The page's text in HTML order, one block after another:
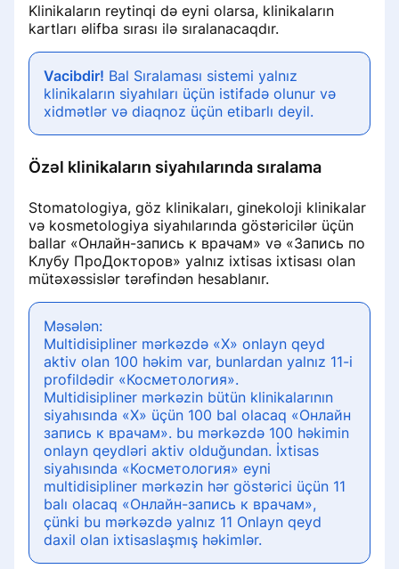
Klinikaların reytinqi də eyni olarsa, klinikaların
kartları əlifba sırası ilə sıralanacaqdır.
Vacibdir! Bal Sıralaması sistemi yalnız
klinikaların siyahıları üçün istifadə olunur və
xidmətlər və diaqnoz üçün etibarlı deyil.
Özəl klinikaların siyahılarında sıralama
Stomatologiya, göz klinikaları, ginekoloji klinikalar
və kosmetologiya siyahılarında göstəricilər üçün
ballar «Онлайн-запись к врачам» və «Запись по
Клубу ПроДокторов» yalnız ixtisas ixtisası olan
mütəxəssislər tərəfindən hesablanır.
Məsələn:
Multidisipliner mərkəzdə «Х» onlayn qeyd
aktiv olan 100 həkim var, bunlardan yalnız 11-i
profildədir «Косметология».
Multidisipliner mərkəzin bütün klinikalarının
siyahısında «Х» üçün 100 bal olacaq «Онлайн
запись к врачам». bu mərkəzdə 100 həkimin
onlayn qeydləri aktiv olduğundan. İxtisas
siyahısında «Косметология» eyni
multidisipliner mərkəzin hər göstərici üçün 11
balı olacaq «Онлайн-запись к врачам»,
çünki bu mərkəzdə yalnız 11 Onlayn qeyd
daxil olan ixtisaslaşmış həkimlər.